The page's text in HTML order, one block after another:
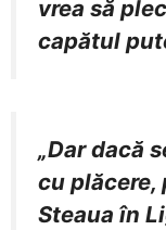
vrea să
capătul
„Dar dacă
cu plăcere,
Steaua în